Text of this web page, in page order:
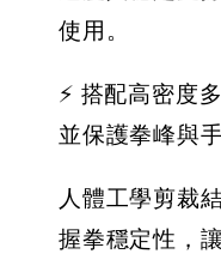
使用。
⚡ 搭配高密度
並保護拳峰與手
人體工學剪裁
握拳穩定性，